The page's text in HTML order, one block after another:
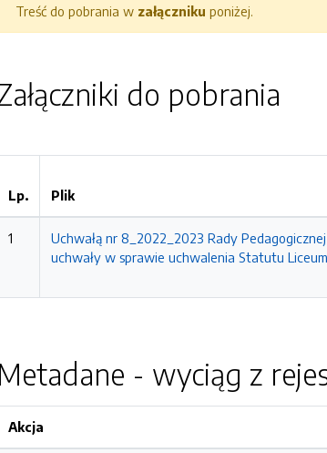
Treść do pobrania w załączniku poniżej.
do pobrania
Lp. Plik
1
Uchwałą nr 8_2022_2023 Rady
uchwały w sprawie uchwalenia Statutu
Metadane - wyciąg z
Akcja